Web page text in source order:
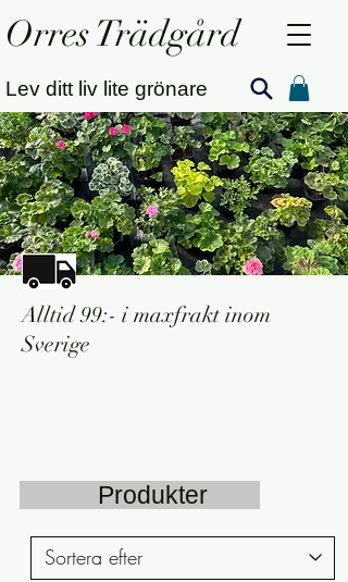
Lev ditt liv lite grönare
Orres Trädgård
Alltid 99:- i maxfrakt inom
Sverige
Produkter